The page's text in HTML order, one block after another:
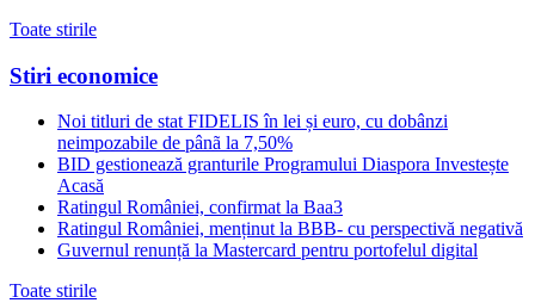
Toate stirile
Stiri economice
Noi titluri de stat FIDELIS în lei și euro, cu dobânzi
neimpozabile de pânã la 7,50%
BID gestionează granturile Programului Diaspora Investește
Acasă
Ratingul României, confirmat la Baa3
Ratingul României, menținut la BBB- cu perspectivă negativă
Guvernul renunță la Mastercard pentru portofelul digital
Toate stirile